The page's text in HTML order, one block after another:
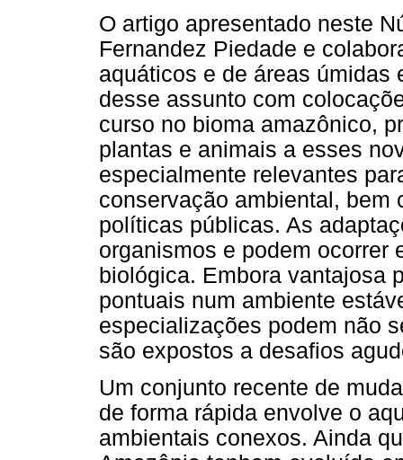
O artigo apresentado neste
Fernandez Piedade e
aquáticos e de áreas úmidas
desse assunto com
curso no bioma amazônico,
plantas e animais a esses
especialmente relevantes
conservação ambiental, bem
políticas públicas. As
organismos e podem ocorrer
biológica. Embora vantajosa
pontuais num ambiente
especializações podem não
são expostos a desafios
Um conjunto recente de
de forma rápida envolve o
ambientais conexos. Ainda